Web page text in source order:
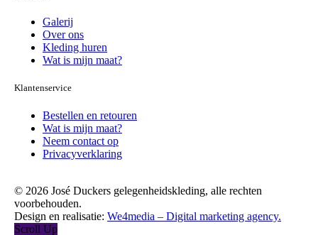
Galerij
Over ons
Kleding huren
Wat is mijn maat?
Klantenservice
Bestellen en retouren
Wat is mijn maat?
Neem contact op
Privacyverklaring
© 2026 José Duckers gelegenheidskleding, alle rechten
voorbehouden.
Design en realisatie: We4media – Digital marketing agency.
Scroll Up